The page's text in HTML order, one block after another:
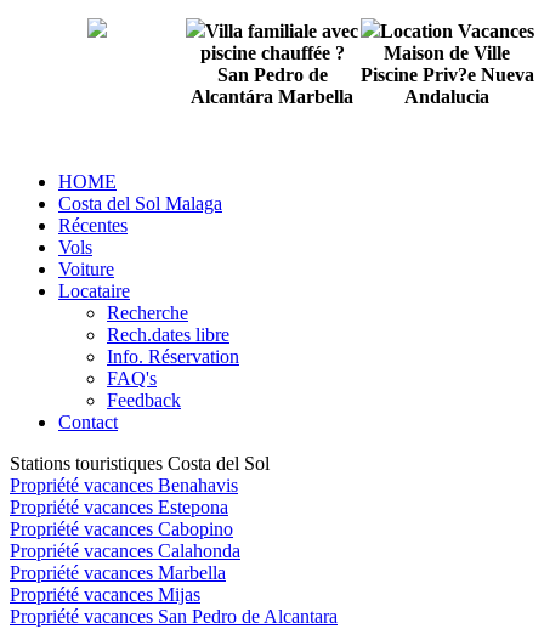
Villa familiale avec
piscine chauffée ?
San Pedro de
Alcantára Marbella
Location Vacances
Maison de Ville
Piscine Priv?e Nueva
Andalucia
HOME
Costa del Sol Malaga
Récentes
Vols
Voiture
Locataire
Recherche
Rech.dates libre
Info. Réservation
FAQ's
Feedback
Contact
Stations touristiques Costa del Sol
Propriété vacances Benahavis
Propriété vacances Estepona
Propriété vacances Cabopino
Propriété vacances Calahonda
Propriété vacances Marbella
Propriété vacances Mijas
Propriété vacances San Pedro de Alcantara